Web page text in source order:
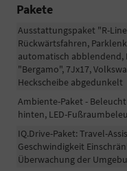
Pakete
Ausstattungspaket "R-
Rückwärtsfahren,
automatisch abblendend,
"Bergamo", 7Jx17,
Heckscheibe abgedunkelt
Ambiente-Paket -
hinten, LED-
IQ.Drive-Paket: Travel-
Geschwindigkeit
Überwachung der